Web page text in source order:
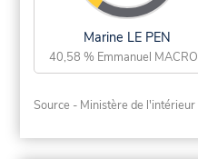
Marine LE PEN
40,58 % Emmanuel
Source - Ministère de l'intérieur